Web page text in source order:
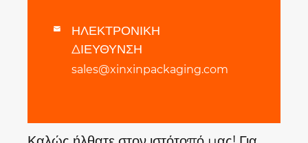

ΗΛΕΚΤΡΟΝΙΚΗ
ΔΙΕΥΘΥΝΣΗ
sales@xinxinpackaging.com